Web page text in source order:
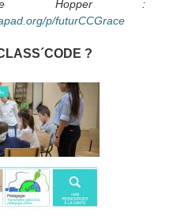
Hopper :
p/futurCCGrace
?